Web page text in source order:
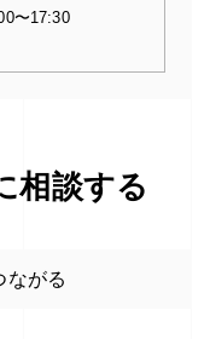
〜17:30
相談する
ながる